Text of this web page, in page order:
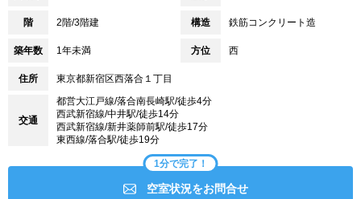
階 2階/3階建 構造 鉄筋コンクリート造
築年数 1年未満 方位 西
住所 東京都新宿区西落合１丁目
交通
都営大江戸線/落合南長崎駅/徒歩4分
西武新宿線/中井駅/徒歩14分
西武新宿線/新井薬師前駅/徒歩17分
東西線/落合駅/徒歩19分
1分で完了！
空室状況をお問合せ